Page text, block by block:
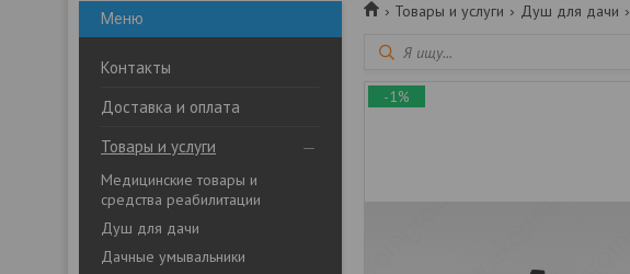
Контакты
Доставка и оплата
Товары и услуги
Медицинские товары и
средства реабилитации
Душ для дачи
Дачные умывальники
Товары и услуги Душ для дачи
-1%